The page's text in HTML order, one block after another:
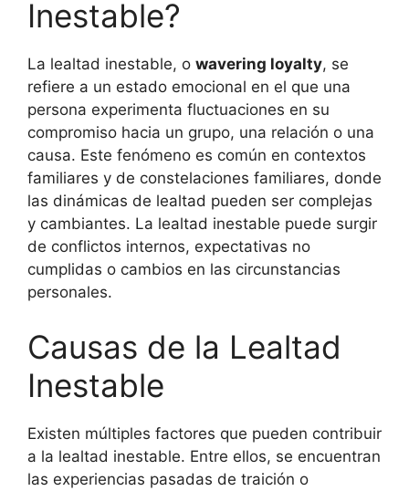
Inestable?
La lealtad inestable, o wavering loyalty, se
refiere a un estado emocional en el que una
persona experimenta fluctuaciones en su
compromiso hacia un grupo, una relación o una
causa. Este fenómeno es común en contextos
familiares y de constelaciones familiares, donde
las dinámicas de lealtad pueden ser complejas
y cambiantes. La lealtad inestable puede surgir
de conflictos internos, expectativas no
cumplidas o cambios en las circunstancias
personales.
Causas de la Lealtad
Inestable
Existen múltiples factores que pueden contribuir
a la lealtad inestable. Entre ellos, se encuentran
las experiencias pasadas de traición o